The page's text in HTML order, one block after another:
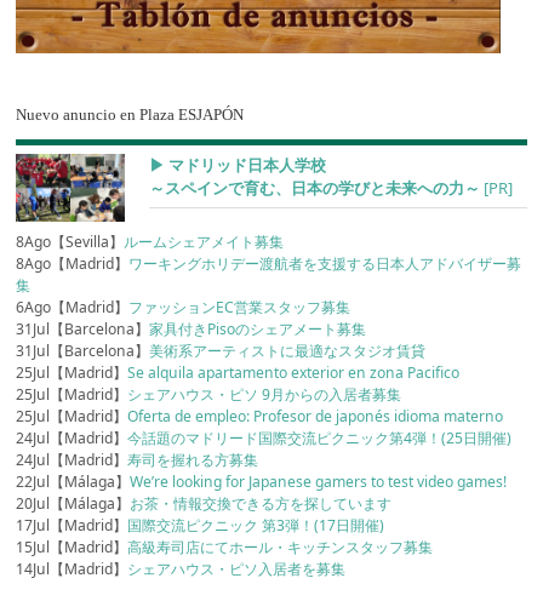
Nuevo anuncio en Plaza ESJAPÓN
▶︎ マドリッド日本人学校
～スペインで育む、日本の学びと未来への力～ [PR]
8Ago【Sevilla】ルームシェアメイト募集
8Ago【Madrid】 ワーキングホリデー渡航者を支援する日本人アドバイザー募
集
6Ago【Madrid】 ファッションEC営業スタッフ募集
31Jul【Barcelona】家具付きPisoのシェアメート募集
31Jul【Barcelona】美術系アーティストに最適なスタジオ賃貸
25Jul【Madrid】Se alquila apartamento exterior en zona Pacifico
25Jul【Madrid】 シェアハウス・ピソ 9月からの入居者募集
25Jul【Madrid】Oferta de empleo: Profesor de japonés idioma materno
24Jul【Madrid】今話題のマドリード国際交流ピクニック第4弾！(25日開催)
24Jul【Madrid】寿司を握れる方募集
22Jul【Málaga】We’re looking for Japanese gamers to test video games!
20Jul【Málaga】 お茶・情報交換できる方を探しています
17Jul【Madrid】 国際交流ピクニック 第3弾！(17日開催)
15Jul【Madrid】高級寿司店にてホール・キッチンスタッフ募集
14Jul【Madrid】 シェアハウス・ピソ入居者を募集